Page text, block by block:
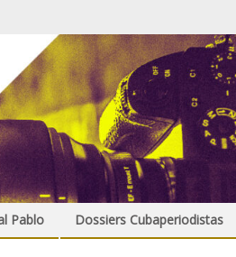
Pablo Dossiers Cubaperiodistas